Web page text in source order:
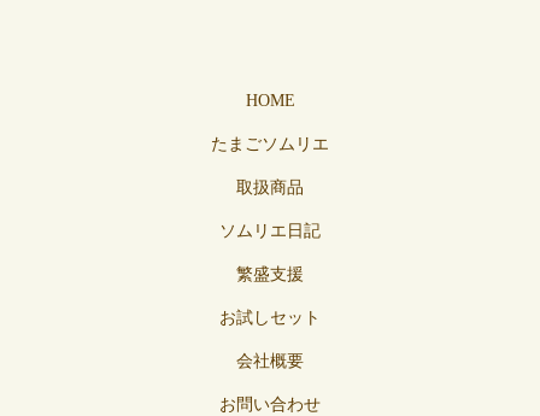
HOME
たまごソムリエ
取扱商品
ソムリエ日記
繁盛支援
お試しセット
会社概要
お問い合わせ